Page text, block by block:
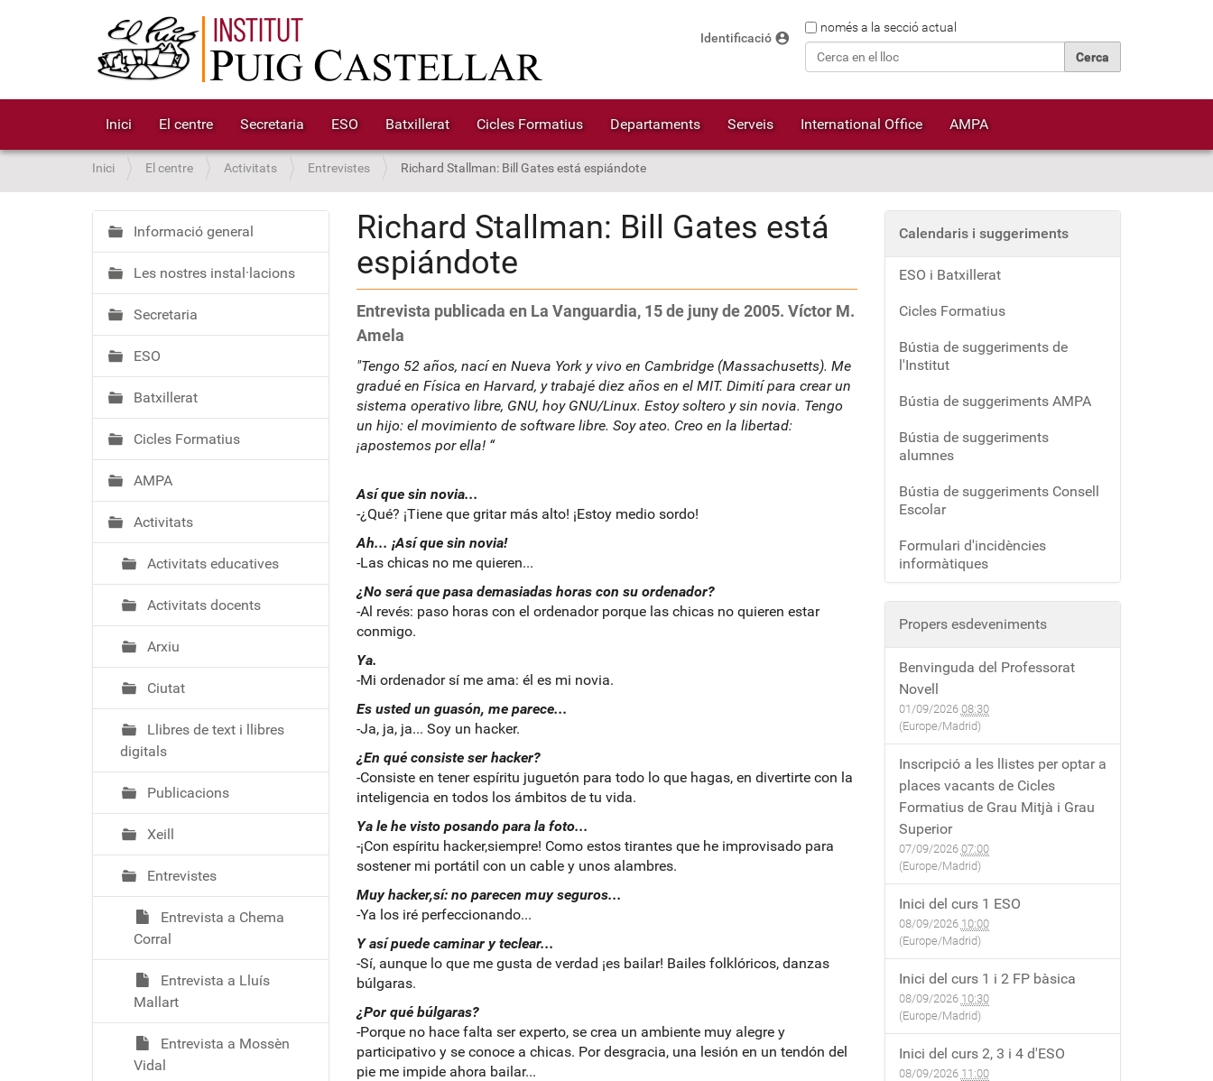
Cercanomés a la secció actual
Identificació account_circle
Inici El centre Secretaria ESO Batxillerat Cicles Formatius Departaments Serveis International Office AMPA
S
o
u
:
Inici El centre Activitats Entrevistes Richard Stallman: Bill Gates está espiándote
Richard Stallman: Bill Gates está
espiándote
Entrevista publicada en La Vanguardia, 15 de juny de 2005. Víctor M.
Amela
"Tengo 52 años, nací en Nueva York y vivo en Cambridge (Massachusetts). Me
gradué en Física en Harvard, y trabajé diez años en el MIT. Dimití para crear un
sistema operativo libre, GNU, hoy GNU/Linux. Estoy soltero y sin novia. Tengo
un hijo: el movimiento de software libre. Soy ateo. Creo en la libertad:
¡apostemos por ella! “
Así que sin novia...
-¿Qué? ¡Tiene que gritar más alto! ¡Estoy medio sordo!
Ah... ¡Así que sin novia!
-Las chicas no me quieren...
¿No será que pasa demasiadas horas con su ordenador?
-Al revés: paso horas con el ordenador porque las chicas no quieren estar
conmigo.
Ya.
-Mi ordenador sí me ama: él es mi novia.
Es usted un guasón, me parece...
-Ja, ja, ja... Soy un hacker.
¿En qué consiste ser hacker?
-Consiste en tener espíritu juguetón para todo lo que hagas, en divertirte con la
inteligencia en todos los ámbitos de tu vida.
Ya le he visto posando para la foto...
-¡Con espíritu hacker,siempre! Como estos tirantes que he improvisado para
sostener mi portátil con un cable y unos alambres.
Muy hacker,sí: no parecen muy seguros...
-Ya los iré perfeccionando...
Y así puede caminar y teclear...
-Sí, aunque lo que me gusta de verdad ¡es bailar! Bailes folklóricos, danzas
búlgaras.
¿Por qué búlgaras?
-Porque no hace falta ser experto, se crea un ambiente muy alegre y
participativo y se conoce a chicas. Por desgracia, una lesión en un tendón del
pie me impide ahora bailar...
N
a
v
e
g
a
c
ó
Informació general
Les nostres instal·lacions
Secretaria
ESO
Batxillerat
Cicles Formatius
AMPA
Activitats
Activitats educatives
Activitats docents
Arxiu
Ciutat
Llibres de text i llibres
digitals
Publicacions
Xeill
Entrevistes
Entrevista a Chema
Corral
Entrevista a Lluís
Mallart
Entrevista a Mossèn
Vidal
Calendaris i suggeriments
ESO i Batxillerat
Cicles Formatius
Bústia de suggeriments de
l'Institut
Bústia de suggeriments AMPA
Bústia de suggeriments
alumnes
Bústia de suggeriments Consell
Escolar
Formulari d'incidències
informàtiques
Propers esdeveniments
Benvinguda del Professorat
Novell
01/09/2026 08:30
(Europe/Madrid)
Inscripció a les llistes per optar a
places vacants de Cicles
Formatius de Grau Mitjà i Grau
Superior
07/09/2026 07:00
(Europe/Madrid)
Inici del curs 1 ESO
08/09/2026 10:00
(Europe/Madrid)
Inici del curs 1 i 2 FP bàsica
08/09/2026 10:30
(Europe/Madrid)
Inici del curs 2, 3 i 4 d'ESO
08/09/2026 11:00